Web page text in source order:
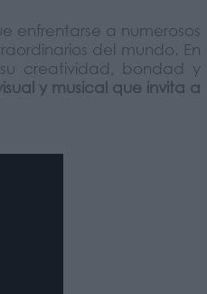
enfrentarse a numerosos
del mundo. En
creatividad, bondad y
y musical que invita a